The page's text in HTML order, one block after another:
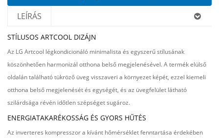
LEÍRÁS
STÍLUSOS ARTCOOL DIZÁJN
Az LG Artcool légkondicionáló minimalista és egyszerű stílusának
köszönhetően harmonizál otthona belső megjelenésével. A termék elülső
oldalán található tükröző üveg visszaveri a környezet képét, ezzel kiemeli
otthona belső megjelenését és egységét, és az üvegfelület látható
szilárdsága révén időtlen szépséget sugároz.
ENERGIATAKARÉKOSSÁG ÉS GYORS HŰTÉS
Az inverteres kompresszor a kívánt hőmérséklet fenntartása érdekében